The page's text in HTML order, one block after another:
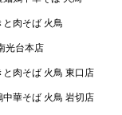
と肉そば 火鳥
光台本店
と肉そば 火鳥 東口店
中華そば 火鳥 岩切店